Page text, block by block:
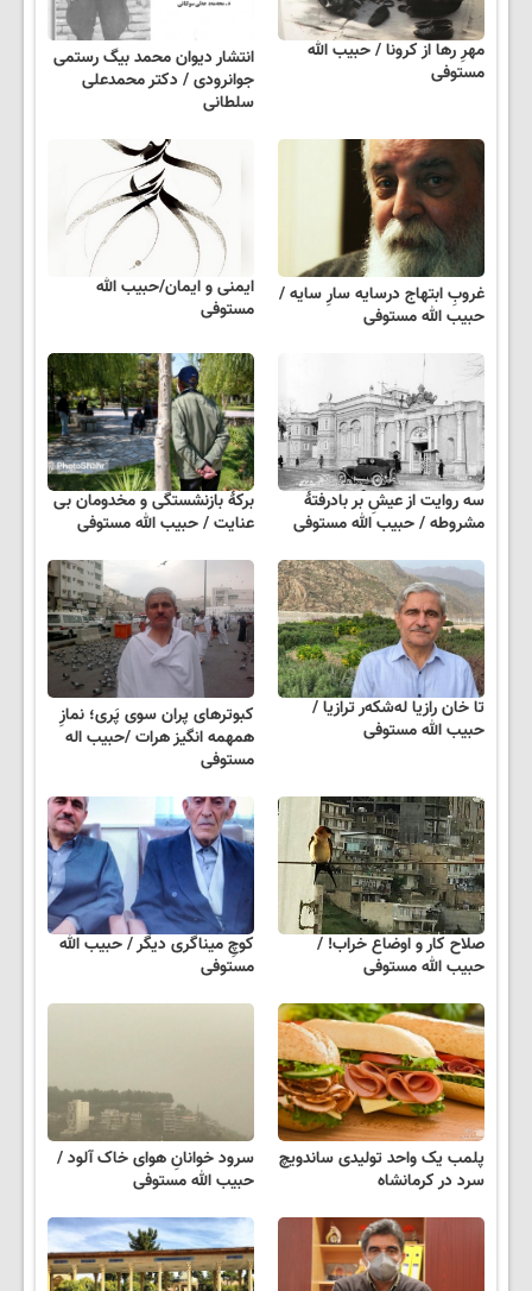
مهرِ رها از کرونا / حبیب الله
مستوفی
انتشار دیوان محمد بیگ رستمی
جوانرودی / دکتر محمدعلی
سلطانی
غروبِ ابتهاج درسایه سارِ سایه /
حبیب الله مستوفی
ایمنی و ایمان/حبیب الله
مستوفی
سه روایت از عیشِ بر بادرفتۀ
مشروطه / حبیب الله مستوفی
برکۀ بازنشستگی و مخدومان بی
عنایت / حبیب الله مستوفی
تا خان رازیا له‌شکه‌ر ترازیا /
حبیب الله مستوفی
کبوترهای پران سوی پَری؛ نمازِ
همهمه انگیز هرات /حبیب اله
مستوفی
صلاح کار و اوضاع خراب! /
حبیب الله مستوفی
کوچِ میناگری دیگر / حبیب الله
مستوفی
پلمب یک واحد تولیدی ساندویچ
سرد در کرمانشاه
سرود خوانانِ هوای خاک آلود /
حبیب الله مستوفی